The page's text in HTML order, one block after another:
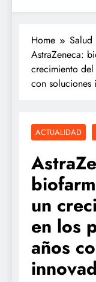
Home
Salud
AstraZeneca:
crecimiento
con soluciones
ACTUALIDAD
un
en los
años